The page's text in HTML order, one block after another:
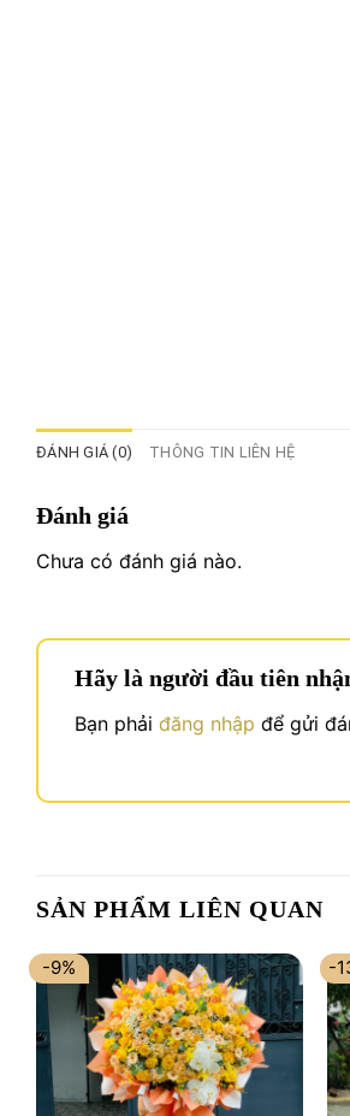
ĐÁNH GIÁ (0) THÔNG TIN LIÊN HỆ
Đánh giá
Chưa có đánh giá nào.
Hãy là người đầu tiên
Bạn phải đăng nhập để gửi
SẢN PHẨM LIÊN QUAN
-9% -